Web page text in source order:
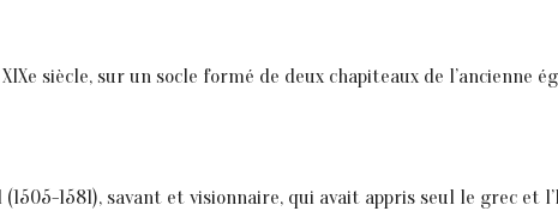
siècle, sur un socle formé de deux chapiteaux de l’ancienne
(1505-1581), savant et visionnaire, qui avait appris seul le grec